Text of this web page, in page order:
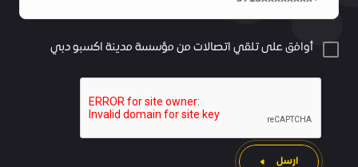
أوافق على تلقي اتصالات من مؤسسة مدينة اكسبو دبي
ارسل